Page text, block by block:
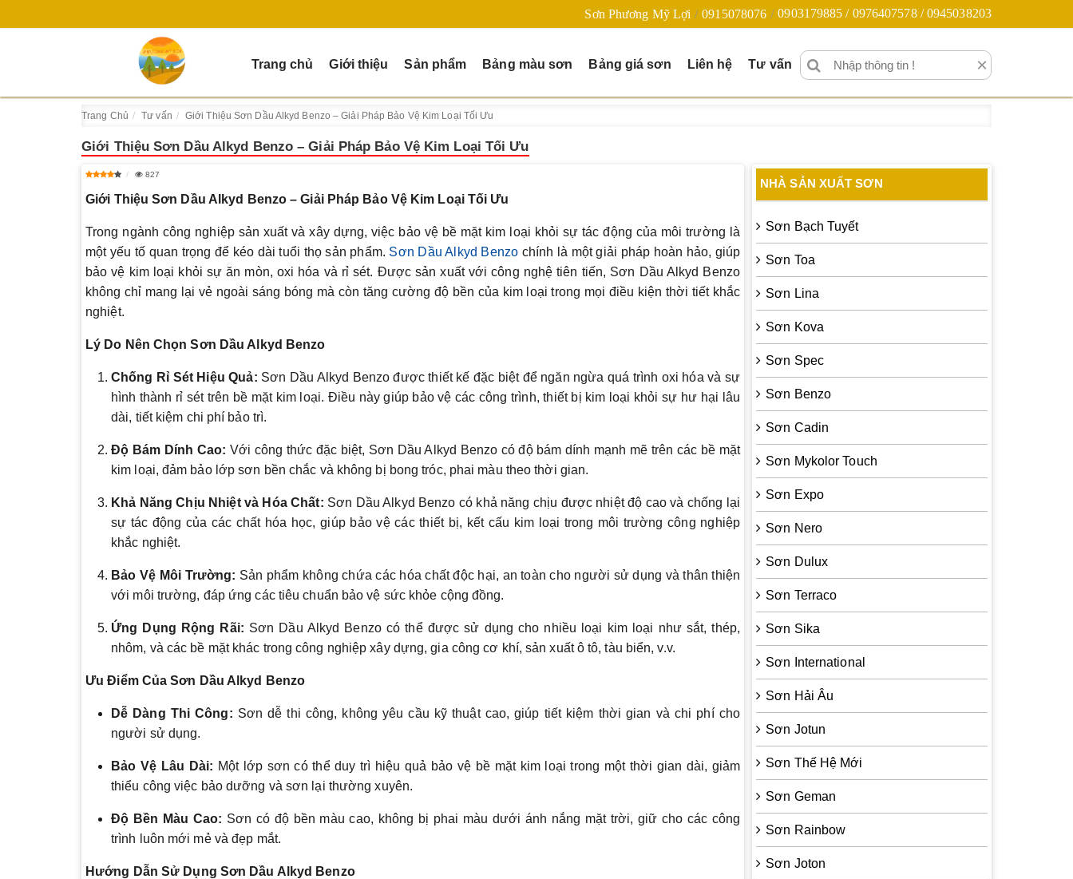
Sơn Phương Mỹ Lợi 0915078076 0903179885 / 0976407578 / 0945038203
Trang chủ Giới thiệu Sản phẩm Bảng màu sơn Bảng giá sơn Liên hệ Tư vấn ×
Trang Chủ Tư vấn Giới Thiệu Sơn Dầu Alkyd Benzo – Giải Pháp Bảo Vệ Kim Loại Tối Ưu
Giới Thiệu Sơn Dầu Alkyd Benzo – Giải Pháp Bảo Vệ Kim Loại Tối Ưu
827
Giới Thiệu Sơn Dầu Alkyd Benzo – Giải Pháp Bảo Vệ Kim Loại Tối Ưu
Trong ngành công nghiệp sản xuất và xây dựng, việc bảo vệ bề mặt kim loại khỏi sự tác động của môi trường là
một yếu tố quan trọng để kéo dài tuổi thọ sản phẩm. Sơn Dầu Alkyd Benzochính là một giải pháp hoàn hảo, giúp
bảo vệ kim loại khỏi sự ăn mòn, oxi hóa và rỉ sét. Được sản xuất với công nghệ tiên tiến, Sơn Dầu Alkyd Benzo
không chỉ mang lại vẻ ngoài sáng bóng mà còn tăng cường độ bền của kim loại trong mọi điều kiện thời tiết khắc
nghiệt.
Lý Do Nên Chọn Sơn Dầu Alkyd Benzo
Chống Rỉ Sét Hiệu Quả: Sơn Dầu Alkyd Benzo được thiết kế đặc biệt để ngăn ngừa quá trình oxi hóa và sự
hình thành rỉ sét trên bề mặt kim loại. Điều này giúp bảo vệ các công trình, thiết bị kim loại khỏi sự hư hại lâu
dài, tiết kiệm chi phí bảo trì.
Độ Bám Dính Cao: Với công thức đặc biệt, Sơn Dầu Alkyd Benzo có độ bám dính mạnh mẽ trên các bề mặt
kim loại, đảm bảo lớp sơn bền chắc và không bị bong tróc, phai màu theo thời gian.
Khả Năng Chịu Nhiệt và Hóa Chất: Sơn Dầu Alkyd Benzo có khả năng chịu được nhiệt độ cao và chống lại
sự tác động của các chất hóa học, giúp bảo vệ các thiết bị, kết cấu kim loại trong môi trường công nghiệp
khắc nghiệt.
Bảo Vệ Môi Trường: Sản phẩm không chứa các hóa chất độc hại, an toàn cho người sử dụng và thân thiện
với môi trường, đáp ứng các tiêu chuẩn bảo vệ sức khỏe cộng đồng.
Ứng Dụng Rộng Rãi: Sơn Dầu Alkyd Benzo có thể được sử dụng cho nhiều loại kim loại như sắt, thép,
nhôm, và các bề mặt khác trong công nghiệp xây dựng, gia công cơ khí, sản xuất ô tô, tàu biển, v.v.
Ưu Điểm Của Sơn Dầu Alkyd Benzo
Dễ Dàng Thi Công: Sơn dễ thi công, không yêu cầu kỹ thuật cao, giúp tiết kiệm thời gian và chi phí cho
người sử dụng.
Bảo Vệ Lâu Dài: Một lớp sơn có thể duy trì hiệu quả bảo vệ bề mặt kim loại trong một thời gian dài, giảm
thiểu công việc bảo dưỡng và sơn lại thường xuyên.
Độ Bền Màu Cao: Sơn có độ bền màu cao, không bị phai màu dưới ánh nắng mặt trời, giữ cho các công
trình luôn mới mẻ và đẹp mắt.
Hướng Dẫn Sử Dụng Sơn Dầu Alkyd Benzo
NHÀ SẢN XUẤT SƠN
Sơn Bạch Tuyết
Sơn Toa
Sơn Lina
Sơn Kova
Sơn Spec
Sơn Benzo
Sơn Cadin
Sơn Mykolor Touch
Sơn Expo
Sơn Nero
Sơn Dulux
Sơn Terraco
Sơn Sika
Sơn International
Sơn Hải Âu
Sơn Jotun
Sơn Thế Hệ Mới
Sơn Geman
Sơn Rainbow
Sơn Joton